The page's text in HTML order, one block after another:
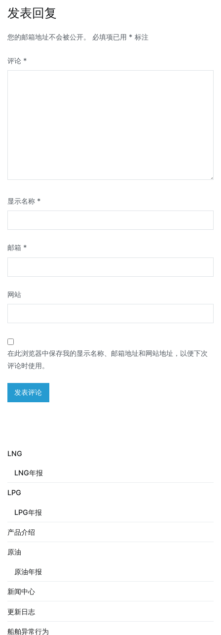
发表回复
您的邮箱地址不会被公开。 必填项已用 * 标注
评论 *
显示名称 *
邮箱 *
网站
在此浏览器中保存我的显示名称、邮箱地址和网站地址，以便下次
评论时使用。
LNG
LNG年报
LPG
LPG年报
产品介绍
原油
原油年报
新闻中心
更新日志
船舶异常行为